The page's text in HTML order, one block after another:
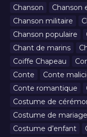
Chanson
Chanson
Chanson militaire
Chanson populaire
Chant de marins
Coiffe Chapeau
Conte
Conte
Conte romantique
Costume de
Costume de mariage
Costume d’enfant